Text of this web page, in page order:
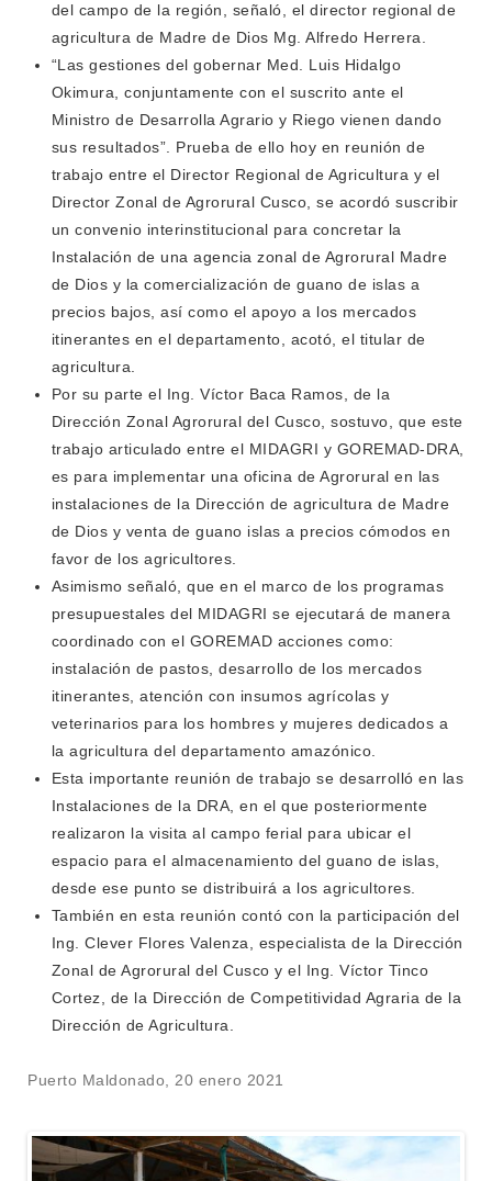
del campo de la región, señaló, el director regional de
agricultura de Madre de Dios Mg. Alfredo Herrera.
“Las gestiones del gobernar Med. Luis Hidalgo
Okimura, conjuntamente con el suscrito ante el
Ministro de Desarrolla Agrario y Riego vienen dando
sus resultados”. Prueba de ello hoy en reunión de
trabajo entre el Director Regional de Agricultura y el
Director Zonal de Agrorural Cusco, se acordó suscribir
un convenio interinstitucional para concretar la
Instalación de una agencia zonal de Agrorural Madre
de Dios y la comercialización de guano de islas a
precios bajos, así como el apoyo a los mercados
itinerantes en el departamento, acotó, el titular de
agricultura.
Por su parte el Ing. Víctor Baca Ramos, de la
Dirección Zonal Agrorural del Cusco, sostuvo, que este
trabajo articulado entre el MIDAGRI y GOREMAD-DRA,
es para implementar una oficina de Agrorural en las
instalaciones de la Dirección de agricultura de Madre
de Dios y venta de guano islas a precios cómodos en
favor de los agricultores.
Asimismo señaló, que en el marco de los programas
presupuestales del MIDAGRI se ejecutará de manera
coordinado con el GOREMAD acciones como:
instalación de pastos, desarrollo de los mercados
itinerantes, atención con insumos agrícolas y
veterinarios para los hombres y mujeres dedicados a
la agricultura del departamento amazónico.
Esta importante reunión de trabajo se desarrolló en las
Instalaciones de la DRA, en el que posteriormente
realizaron la visita al campo ferial para ubicar el
espacio para el almacenamiento del guano de islas,
desde ese punto se distribuirá a los agricultores.
También en esta reunión contó con la participación del
Ing. Clever Flores Valenza, especialista de la Dirección
Zonal de Agrorural del Cusco y el Ing. Víctor Tinco
Cortez, de la Dirección de Competitividad Agraria de la
Dirección de Agricultura.
Puerto Maldonado, 20 enero 2021